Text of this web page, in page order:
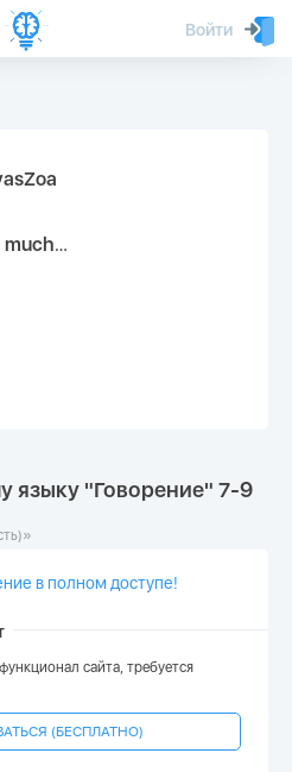
Войти
youtube.com faceapple !
языку "Говорение" 7-9
в полном доступе!
сайта, требуется
(БЕСПЛАТНО)